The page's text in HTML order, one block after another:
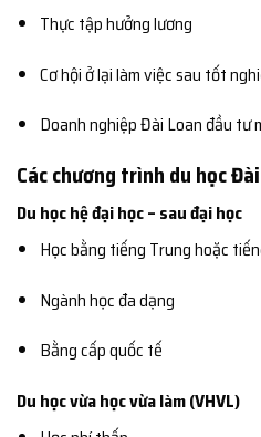
Thực tập hưởng lương
Cơ hội ở lại làm việc sau tốt
Doanh nghiệp Đài Loan đầu tư
Các chương trình du học
Du học hệ đại học – sau đại học
Học bằng tiếng Trung hoặc
Ngành học đa dạng
Bằng cấp quốc tế
Du học vừa học vừa làm (VHVL)